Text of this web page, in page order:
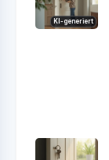
KI-generiert